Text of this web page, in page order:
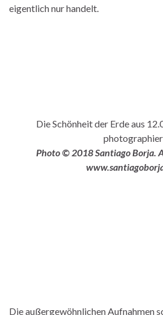
eigentlich nur handelt.
Die Schönheit der Erde aus
Photo © 2018 Santiago Borja.
Die außergewöhnlichen Aufnahmen